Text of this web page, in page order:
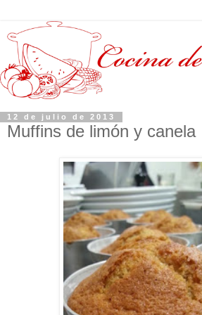
12 de julio de 2013
Muffins de limón y canela